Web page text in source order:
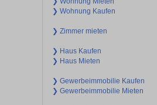
❯ Wohnung Kaufen
❯ Zimmer mieten
❯ Haus Kaufen
❯ Haus Mieten
❯ Gewerbeimmobilie Kaufen
❯ Gewerbeimmobilie Mieten